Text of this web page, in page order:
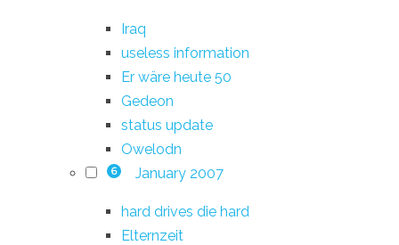
Iraq
useless information
Er wäre heute 50
Gedeon
status update
Owelodn
6 January 2007
hard drives die hard
Elternzeit